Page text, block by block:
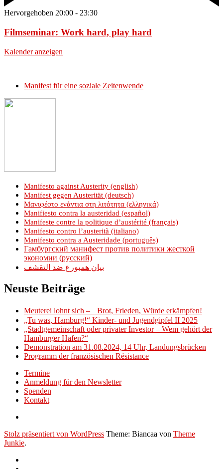
Hervorgehoben 20:00 - 23:30
Filmseminar: Work hard, play hard
Kalender anzeigen
Manifest für eine soziale Zeitenwende
Manifesto against Austerity (english)
Manifest gegen Austerität (deutsch)
Μανιφέστο ενάντια στη λιτότητα (ελληνικά)
Manifiesto contra la austeridad (español)
Manifeste contre la politique d’austérité (français)
Manifesto contro l’austerità (italiano)
Manifesto contra a Austeridade (português)
Гамбургский манифест против политики жесткой
экономии (русский)
بيان همبورغ ضد التقشف
Neuste Beiträge
Meuterei lohnt sich – Brot, Frieden, Würde erkämpfen!
„Tu was, Hamburg!“ Kinder- und Jugendgipfel II 2025
„Stadtgemeinschaft oder privater Investor – Wem gehört der
Hamburger Hafen?“
Demonstration am 31.08.2024, 14 Uhr, Landungsbrücken
Programm der französischen Résistance
Termine
Anmeldung für den Newsletter
Spenden
Kontakt
Stolz präsentiert von WordPress Theme: Biancaa von Theme
Junkie.